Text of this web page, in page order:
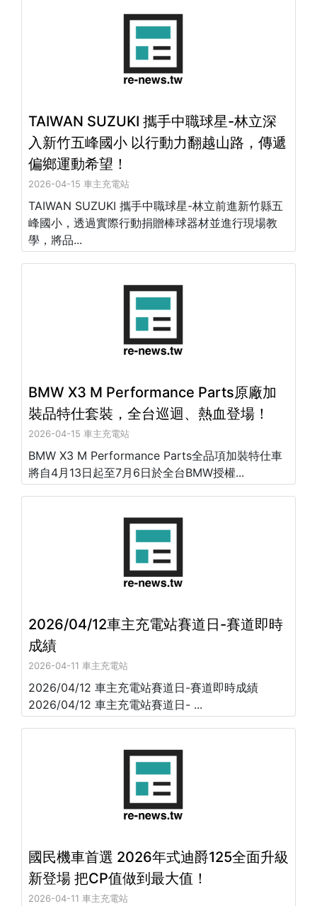
TAIWAN SUZUKI 攜手中職球星-林立深
入新竹五峰國小 以行動力翻越山路，傳遞
偏鄉運動希望！
2026-04-15 車主充電站
TAIWAN SUZUKI 攜手中職球星-林立前進新竹縣五
峰國小，透過實際行動捐贈棒球器材並進行現場教
學，將品...
BMW X3 M Performance Parts原廠加
裝品特仕套裝，全台巡迴、熱血登場！
2026-04-15 車主充電站
BMW X3 M Performance Parts全品項加裝特仕車
將自4月13日起至7月6日於全台BMW授權...
2026/04/12車主充電站賽道日-賽道即時
成績
2026-04-11 車主充電站
2026/04/12 車主充電站賽道日-賽道即時成績
2026/04/12 車主充電站賽道日- ...
國民機車首選 2026年式迪爵125全面升級
新登場 把CP值做到最大值！
2026-04-11 車主充電站